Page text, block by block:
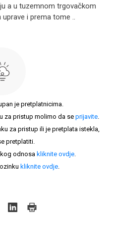
a u tuzemnom trgovačkom
i prema tome ..
je pretplatnicima.
za pristup molimo da se prijavite.
za pristup ili je pretplata istekla,
pretplatiti.
odnosa kliknite ovdje.
kliknite ovdje.